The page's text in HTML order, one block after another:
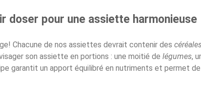
doser pour une assiette harmonieuse
Chacune de nos assiettes devrait contenir des
son assiette en portions : une moitié de légumes,
garantit un apport équilibré en nutriments et permet